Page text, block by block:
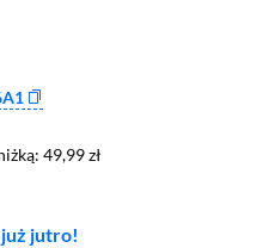
49,99 zł
49,99 zł
już jutro!